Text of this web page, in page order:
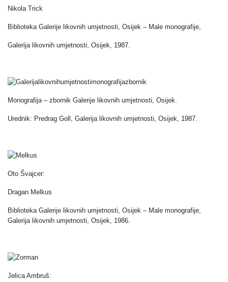
Nikola Trick
Biblioteka Galerije likovnih umjetnosti, Osijek – Male monografije,
Galerija likovnih umjetnosti, Osijek, 1987.
Monografija – zbornik Galerije likovnih umjetnosti, Osijek.
Urednik: Predrag Goll, Galerija likovnih umjetnosti, Osijek, 1987.
Oto Švajcer:
Dragan Melkus
Biblioteka Galerije likovnih umjetnosti, Osijek – Male monografije,
Galerija likovnih umjetnosti, Osijek, 1986.
Jelica Ambruš: